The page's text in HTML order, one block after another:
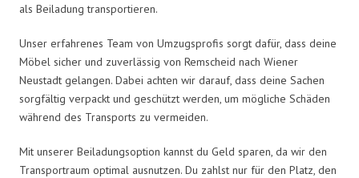
als Beiladung transportieren.
Unser erfahrenes Team von Umzugsprofis sorgt dafür, dass deine
Möbel sicher und zuverlässig von Remscheid nach Wiener
Neustadt gelangen. Dabei achten wir darauf, dass deine Sachen
sorgfältig verpackt und geschützt werden, um mögliche Schäden
während des Transports zu vermeiden.
Mit unserer Beiladungsoption kannst du Geld sparen, da wir den
Transportraum optimal ausnutzen. Du zahlst nur für den Platz, den